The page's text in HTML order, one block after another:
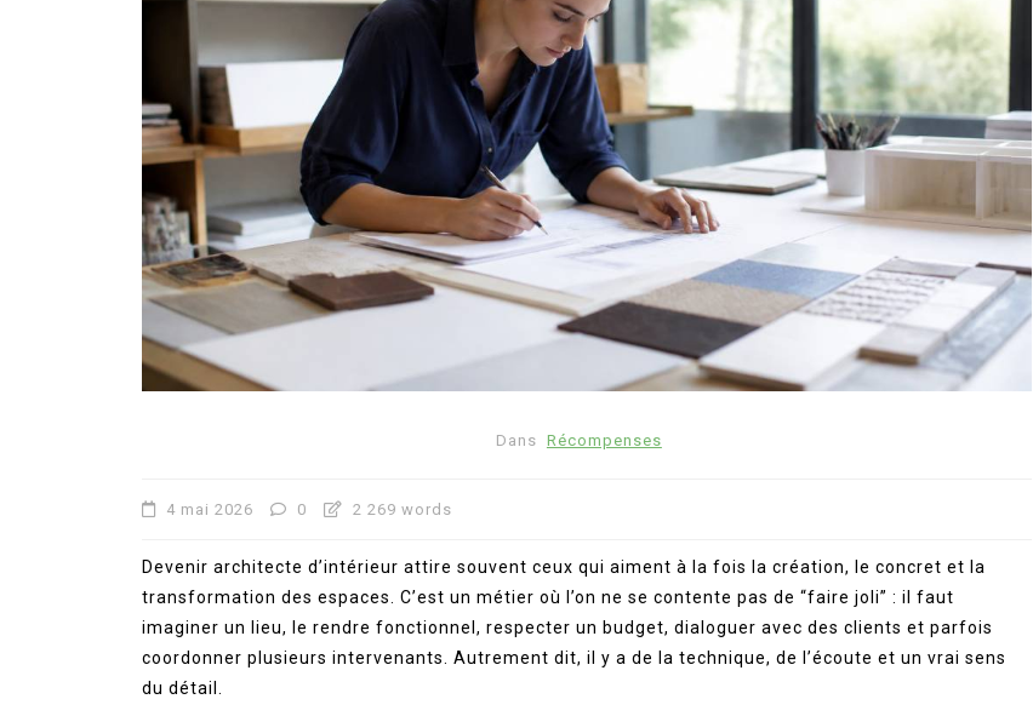
Dans Récompenses
4 mai 2026 0 2 269 words
Devenir architecte d’intérieur attire souvent ceux qui aiment à la fois la création, le concret et la
transformation des espaces. C’est un métier où l’on ne se contente pas de “faire joli” : il faut
imaginer un lieu, le rendre fonctionnel, respecter un budget, dialoguer avec des clients et parfois
coordonner plusieurs intervenants. Autrement dit, il y a de la technique, de l’écoute et un vrai sens
du détail.
Dans Conseils
Chambre des metiers et de
l’artisanat : comment l’utiliser
pour lancer votre projet
Formation
Cap arts plastiques : formation,
programme et débouchés